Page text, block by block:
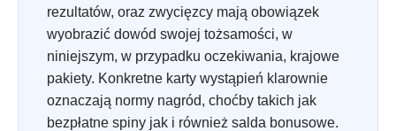
rezultatów, oraz zwycięzcy mają obowiązek
wyobrazić dowód swojej tożsamości, w
niniejszym, w przypadku oczekiwania, krajowe
pakiety. Konkretne karty wystąpień klarownie
oznaczają normy nagród, choćby takich jak
bezpłatne spiny jak i również salda bonusowe.